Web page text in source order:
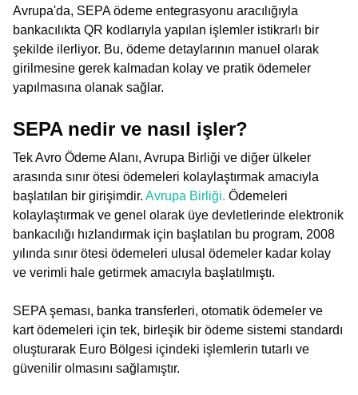
Avrupa'da, SEPA ödeme entegrasyonu aracılığıyla
bankacılıkta QR kodlarıyla yapılan işlemler istikrarlı bir
şekilde ilerliyor. Bu, ödeme detaylarının manuel olarak
girilmesine gerek kalmadan kolay ve pratik ödemeler
yapılmasına olanak sağlar.
SEPA nedir ve nasıl işler?
Tek Avro Ödeme Alanı, Avrupa Birliği ve diğer ülkeler
arasında sınır ötesi ödemeleri kolaylaştırmak amacıyla
başlatılan bir girişimdir. Avrupa Birliği. Ödemeleri
kolaylaştırmak ve genel olarak üye devletlerinde elektronik
bankacılığı hızlandırmak için başlatılan bu program, 2008
yılında sınır ötesi ödemeleri ulusal ödemeler kadar kolay
ve verimli hale getirmek amacıyla başlatılmıştı.
SEPA şeması, banka transferleri, otomatik ödemeler ve
kart ödemeleri için tek, birleşik bir ödeme sistemi standardı
oluşturarak Euro Bölgesi içindeki işlemlerin tutarlı ve
güvenilir olmasını sağlamıştır.